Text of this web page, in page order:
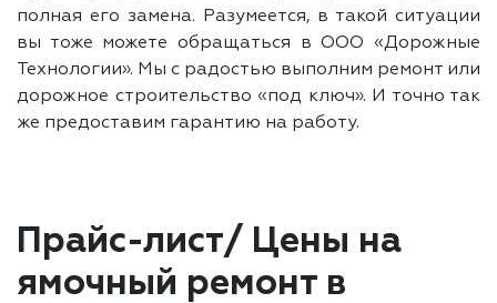
полная его замена. Разумеется, в такой ситуации
вы тоже можете обращаться в ООО «Дорожные
Технологии». Мы с радостью выполним ремонт или
дорожное строительство «под ключ». И точно так
же предоставим гарантию на работу.
Прайс-лист/ Цены на
ямочный ремонт в